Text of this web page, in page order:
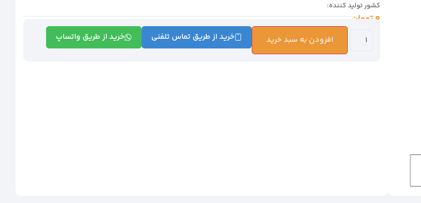
کشور تولید کننده:
0تومان
افزودن به سبد خرید خرید از طریق تماس تلفنی خرید از طریق واتساپ